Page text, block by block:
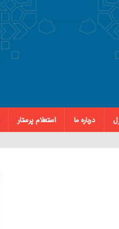
درباره ما استعلام پرستار